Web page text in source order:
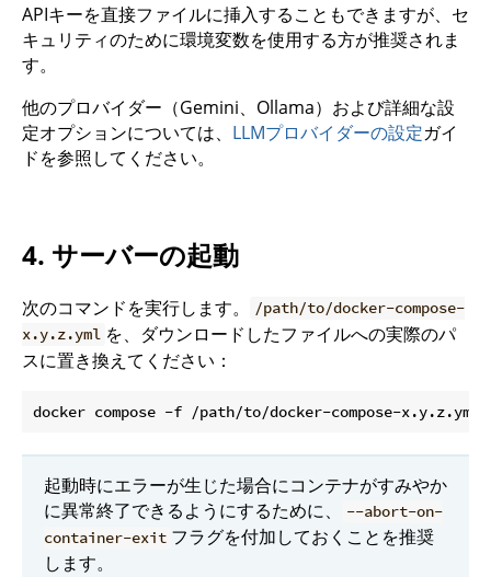
APIキーを直接ファイルに挿入することもできますが、セ
キュリティのために環境変数を使用する方が推奨されま
す。
他のプロバイダー（Gemini、Ollama）および詳細な設
定オプションについては、 LLMプロバイダーの設定ガイ
ドを参照してください。
4. サーバーの起動
次のコマンドを実行します。
/path/to/docker-compose-
x.y.z.yml を、ダウンロードしたファイルへの実際のパ
スに置き換えてください：
起動時にエラーが生じた場合にコンテナがすみやか
に異常終了できるようにするために、
--abort-on-
container-exit フラグを付加しておくことを推奨
します。